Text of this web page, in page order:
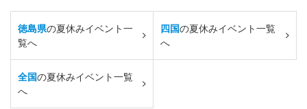
徳島県の夏休みイベント一
覧へ
四国の夏休みイベント一覧
へ
全国の夏休みイベント一覧
へ